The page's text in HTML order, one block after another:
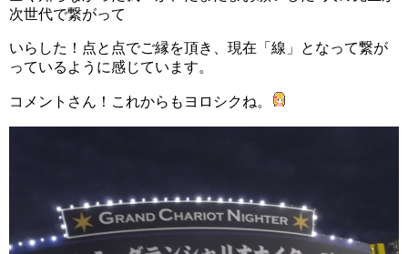
次世代で繋がって
いらした！点と点でご縁を頂き、現在「線」となって繋が
っているように感じています。
コメントさん！これからもヨロシクね。